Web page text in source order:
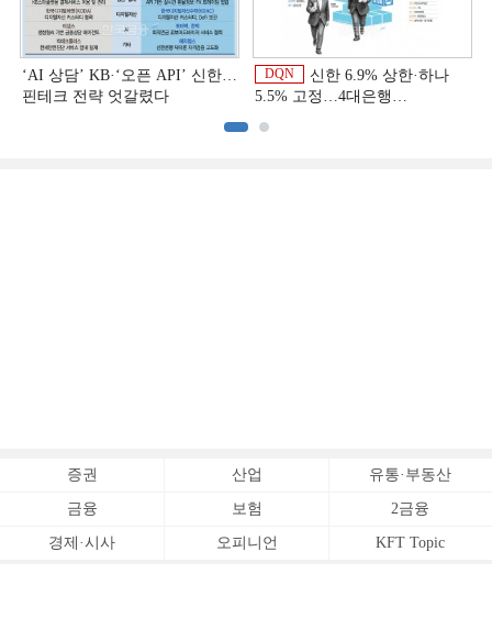
‘AI 상담’ KB·‘오픈 API’ 신한…
핀테크 전략 엇갈렸다
DQN
신한 6.9% 상한·하나
5.5% 고정…4대은행
증권 산업 유통·부동산
금융 보험 2금융
경제·시사 오피니언 KFT Topic